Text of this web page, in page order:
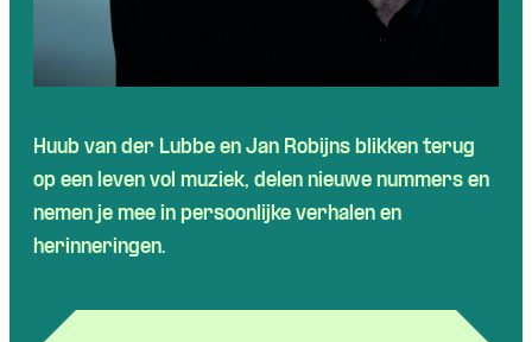
Huub van der Lubbe en Jan Robijns blikken terug
op een leven vol muziek, delen nieuwe nummers en
nemen je mee in persoonlijke verhalen en
herinneringen.